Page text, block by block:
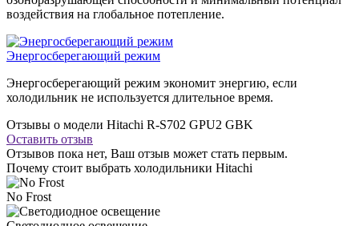
воздействия на глобальное потепление.
Энергосберегающий режим
Энергосберегающий режим экономит энергию, если
холодильник не используется длительное время.
Отзывы о модели Hitachi R-S702 GPU2 GBK
Оставить отзыв
Отзывов пока нет, Ваш отзыв может стать первым.
Почему стоит выбрать холодильники Hitachi
No Frost